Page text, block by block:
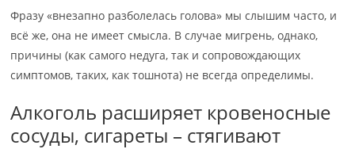
Фразу «внезапно разболелась голова» мы слышим часто, и
всё же, она не имеет смысла. В случае мигрень, однако,
причины (как самого недуга, так и сопровождающих
симптомов, таких, как тошнота) не всегда определимы.
Алкоголь расширяет кровеносные
сосуды, сигареты – стягивают